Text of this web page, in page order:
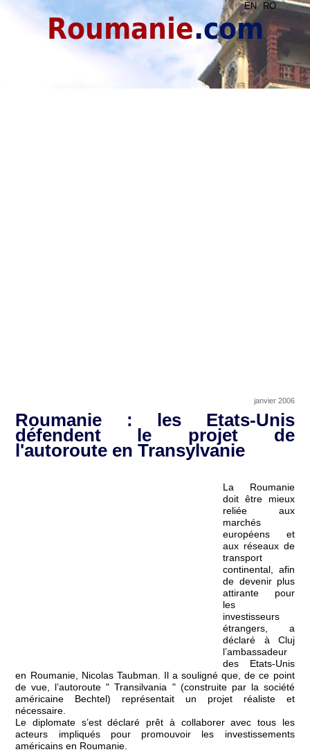
EN RO
Roumanie.com
janvier 2006
Roumanie : les Etats-Unis
défendent le projet de
l'autoroute en Transylvanie
La Roumanie
doit être mieux
reliée aux
marchés
européens et
aux réseaux de
transport
continental, afin
de devenir plus
attirante pour
les
investisseurs
étrangers, a
déclaré à Cluj
l’ambassadeur
des Etats-Unis
en Roumanie, Nicolas Taubman. Il a souligné que, de ce point
de vue, l’autoroute " Transilvania " (construite par la société
américaine Bechtel) représentait un projet réaliste et
nécessaire.
Le diplomate s’est déclaré prêt à collaborer avec tous les
acteurs impliqués pour promouvoir les investissements
américains en Roumanie.